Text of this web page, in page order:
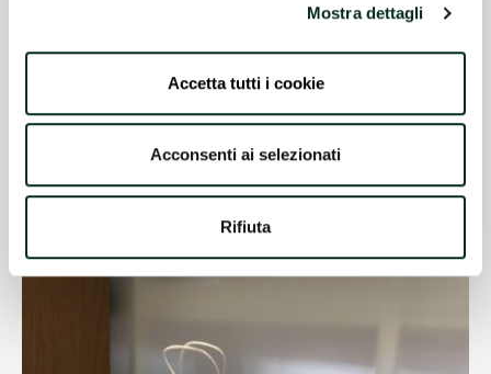
Mostra dettagli
Accetta tutti i cookie
Acconsenti ai selezionati
Rifiuta
Hair and Skin Control